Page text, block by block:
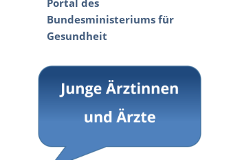
Portal des
Bundesministeriums für
Gesundheit